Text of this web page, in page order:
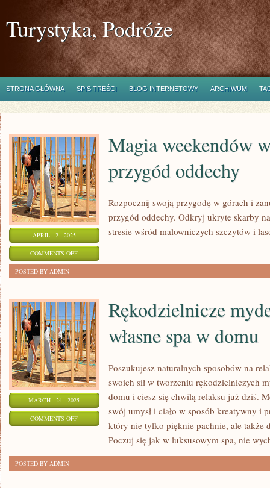
Turystyka, Podróże
STRONA GŁÓWNA SPIS TREŚCI BLOG INTERNETOWY ARCHIWUM
APRIL - 2 - 2025
COMMENTS OFFON
W
GÓRACH:
PEŁNE
PRZYGÓD
ODDECHY
Magia weekendów
przygód oddechy
Rozpocznij swoją przygodę w górach i
przygód oddechy. Odkryj ukryte skarby
stresie wśród malowniczych szczytów i
POSTED BY ADMIN
MARCH - 24 - 2025
COMMENTS OFFON
RĘKODZIELNICZE
Rękodzielnicze
własne spa w domu
Poszukujesz naturalnych sposobów na
swoich sił w tworzeniu rękodzielniczych
domu i ciesz się chwilą relaksu już dziś.
swój umysł i ciało w sposób kreatywny i
który nie tylko pięknie pachnie, ale także
Poczuj się jak w luksusowym spa, nie
POSTED BY ADMIN